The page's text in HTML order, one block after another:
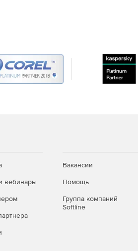
вебинары
Вакансии
Помощь
Группа компаний
Softline